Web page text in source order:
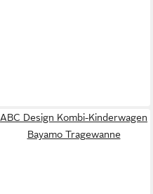
ABC Design Kombi-Kinderwagen
Bayamo Tragewanne